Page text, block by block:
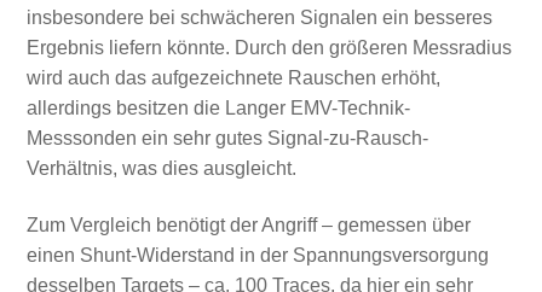
insbesondere bei schwächeren Signalen ein besseres
Ergebnis liefern könnte. Durch den größeren Messradius
wird auch das aufgezeichnete Rauschen erhöht,
allerdings besitzen die Langer EMV-Technik-
Messsonden ein sehr gutes Signal-zu-Rausch-
Verhältnis, was dies ausgleicht.
Zum Vergleich benötigt der Angriff – gemessen über
einen Shunt-Widerstand in der Spannungsversorgung
desselben Targets – ca. 100 Traces, da hier ein sehr